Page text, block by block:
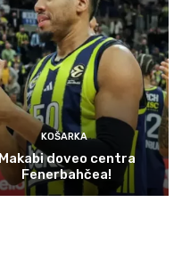
KOŠARKA
Makabi doveo centra
Fenerbahčea!